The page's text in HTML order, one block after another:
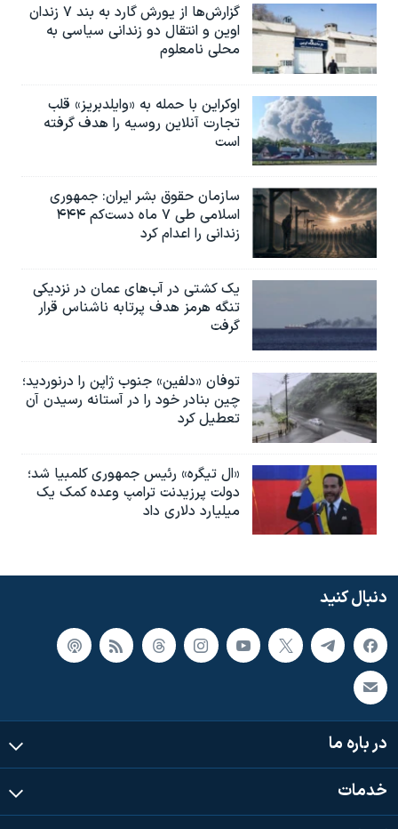
گزارش‌ها از یورش گارد به بند ۷ زندان
اوین و انتقال دو زندانی سیاسی به
محلی نامعلوم
اوکراین با حمله به «وایلدبریز» قلب
تجارت آنلاین روسیه را هدف گرفته
است
سازمان حقوق بشر ایران: جمهوری
اسلامی طی ۷ ماه دست‌کم ۴۴۴
زندانی را اعدام کرد
یک کشتی در آب‌های عمان در نزدیکی
تنگه هرمز هدف پرتابه ناشناس قرار
گرفت
توفان «دلفین» جنوب ژاپن را درنوردید؛
چین بنادر خود را در آستانه رسیدن آن
تعطیل کرد
«ال تیگره» رئیس جمهوری کلمبیا شد؛
دولت پرزیدنت ترامپ وعده کمک یک
میلیارد دلاری داد
دنبال کنید
در باره ما
خدمات